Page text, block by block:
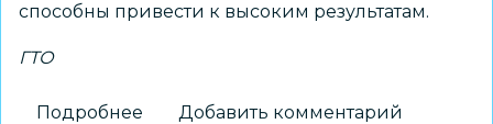
способны привести к высоким результатам.
ГТО
Подробнее Добавить комментарий